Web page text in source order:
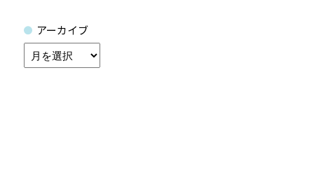
アーカイブ
ア
ー